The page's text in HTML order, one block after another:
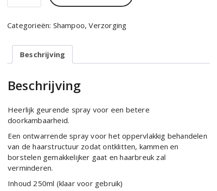
groom
de
aantal
Categorieën: Shampoo,Verzorging
Beschrijving
Beschrijving
Heerlijk geurende spray voor een betere
doorkambaarheid.
Een ontwarrende spray voor het oppervlakkig behandelen
van de haarstructuur zodat ontklitten, kammen en
borstelen gemakkelijker gaat en haarbreuk zal
verminderen.
Inhoud 250ml (klaar voor gebruik)